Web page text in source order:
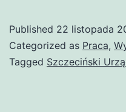
Published 22 listopada
Categorized as Praca,
Tagged Szczeciński